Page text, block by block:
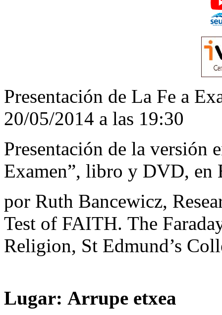
Presentación de La Fe a
20/05/2014 a las 19:30
Presentación de la versión
Examen”, libro y DVD, en
por Ruth Bancewicz,
Test of FAITH. The
Religion, St Edmund’s
Lugar: Arrupe etxea